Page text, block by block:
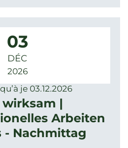
03
DÉC
2026
je 03.12.2026
|
Arbeiten
- Nachmittag